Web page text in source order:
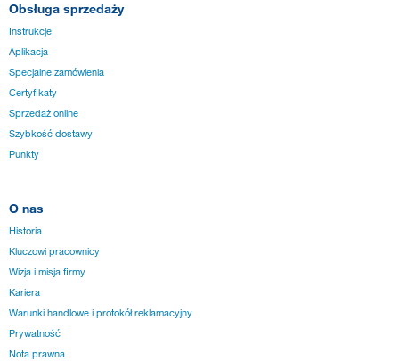
Obsługa sprzedaży
Instrukcje
Aplikacja
Specjalne zamówienia
Certyfikaty
Sprzedaż online
Szybkość dostawy
Punkty
O nas
Historia
Kluczowi pracownicy
Wizja i misja firmy
Kariera
Warunki handlowe i protokół reklamacyjny
Prywatność
Nota prawna